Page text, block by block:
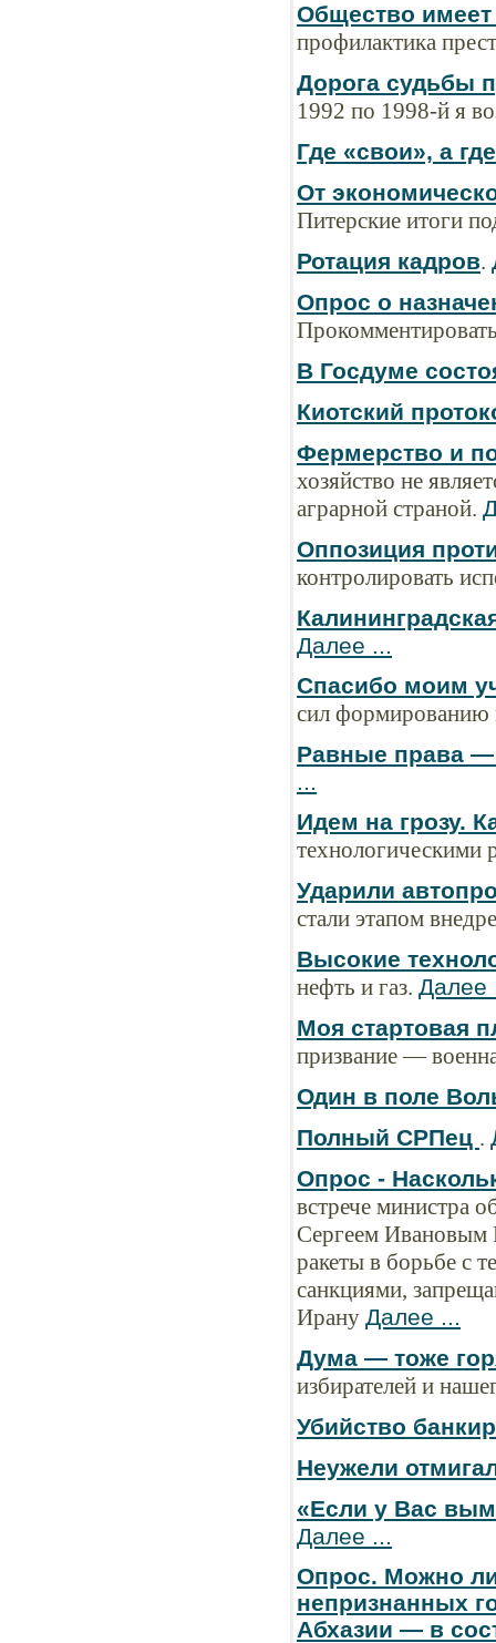
Общество
профилактика
Дорога судьбы
1992 по 1998-й я
Где «свои», а
От
Питерские итоги
Ротация кадров.
Опрос о
В Госдуме
Киотский
Фермерство и
хозяйство не
аграрной страной.
Оппозиция
контролировать
Далее ...
Спасибо моим
сил
Равные права
...
Идем на грозу.
технологическими
Ударили
стали этапом
Высокие
нефть и газ. Далее
Моя стартовая
призвание —
Один в поле
Полный СРПец .
Опрос -
встрече министра
Сергеем Ивановым
ракеты в борьбе с
санкциями,
Ирану Далее ...
Дума — тоже
избирателей и
Убийство
Неужели
«Если у Вас
Далее ...
Опрос. Можно ли
непризнанных
Абхазии — в